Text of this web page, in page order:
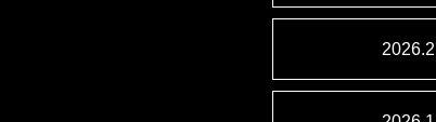
2026.2